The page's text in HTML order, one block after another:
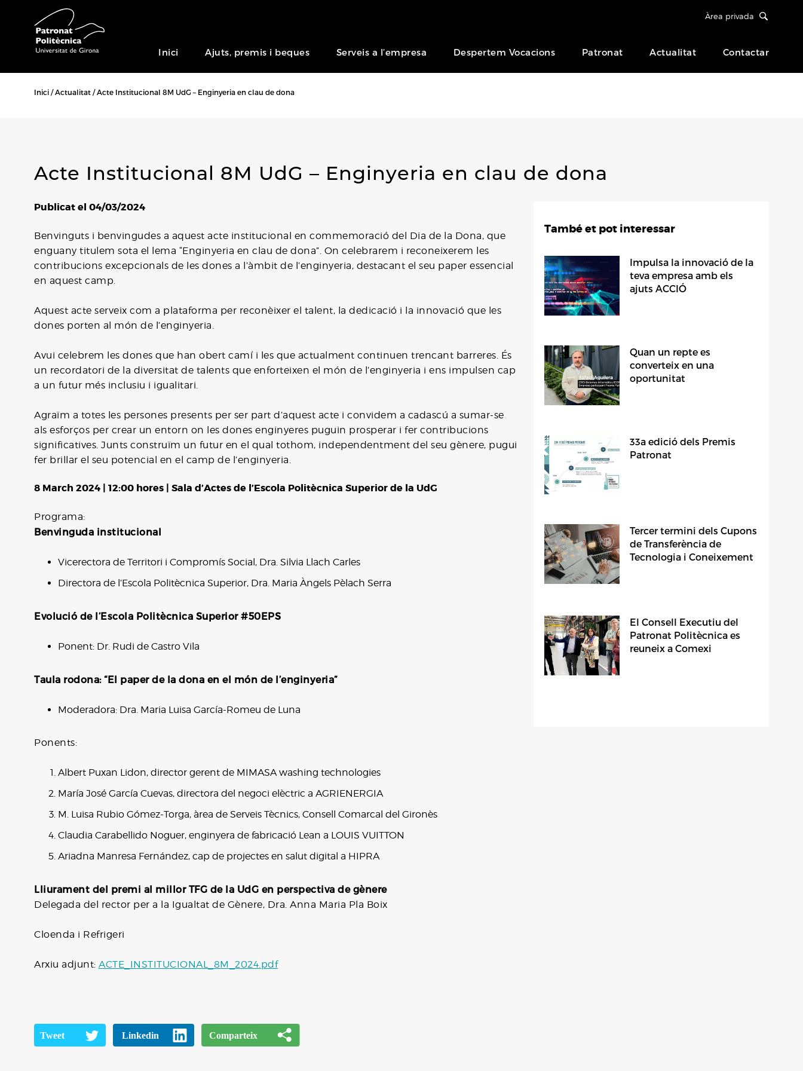
Àrea privada
Inici Ajuts, premis i beques Serveis a l’empresa Despertem Vocacions Patronat Actualitat Contactar
Inici Actualitat Acte Institucional 8M UdG – Enginyeria en clau de dona
Acte Institucional 8M UdG – Enginyeria en clau de dona
Publicat el 04/03/2024
Benvinguts i benvingudes a aquest acte institucional en commemoració del Dia de la Dona, que
enguany titulem sota el lema “Enginyeria en clau de dona”. On celebrarem i reconeixerem les
contribucions excepcionals de les dones a l’àmbit de l’enginyeria, destacant el seu paper essencial
en aquest camp.
Aquest acte serveix com a plataforma per reconèixer el talent, la dedicació i la innovació que les
dones porten al món de l’enginyeria.
Avui celebrem les dones que han obert camí i les que actualment continuen trencant barreres. És
un recordatori de la diversitat de talents que enforteixen el món de l’enginyeria i ens impulsen cap
a un futur més inclusiu i igualitari.
Agraïm a totes les persones presents per ser part d’aquest acte i convidem a cadascú a sumar-se
als esforços per crear un entorn on les dones enginyeres puguin prosperar i fer contribucions
significatives. Junts construïm un futur en el qual tothom, independentment del seu gènere, pugui
fer brillar el seu potencial en el camp de l’enginyeria.
8 March 2024 | 12:00 hores | Sala d’Actes de l’Escola Politècnica Superior de la UdG
Programa:
Benvinguda institucional
Vicerectora de Territori i Compromís Social, Dra. Silvia Llach Carles
Directora de l’Escola Politècnica Superior, Dra. Maria Àngels Pèlach Serra
Evolució de l’Escola Politècnica Superior #50EPS
Ponent: Dr. Rudi de Castro Vila
Taula rodona: “El paper de la dona en el món de l’enginyeria”
Moderadora: Dra. Maria Luisa García-Romeu de Luna
Ponents:
Albert Puxan Lidon, director gerent de MIMASA washing technologies
María José García Cuevas, directora del negoci elèctric a AGRIENERGIA
M. Luisa Rubio Gómez-Torga, àrea de Serveis Tècnics, Consell Comarcal del Gironès
Claudia Carabellido Noguer, enginyera de fabricació Lean a LOUIS VUITTON
Ariadna Manresa Fernández, cap de projectes en salut digital a HIPRA
Lliurament del premi al millor TFG de la UdG en perspectiva de gènere
Delegada del rector per a la Igualtat de Gènere, Dra. Anna Maria Pla Boix
Cloenda i Refrigeri
Arxiu adjunt: ACTE_INSTITUCIONAL_8M_2024.pdf
També et pot interessar
Impulsa la innovació de la
teva empresa amb els
ajuts ACCIÓ
Quan un repte es
converteix en una
oportunitat
33a edició dels Premis
Patronat
Tercer termini dels Cupons
de Transferència de
Tecnologia i Coneixement
El Consell Executiu del
Patronat Politècnica es
reuneix a Comexi